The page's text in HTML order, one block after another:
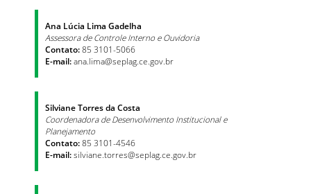
Ana Lúcia Lima Gadelha
Assessora de Controle Interno e Ouvidoria
Contato:85 3101-5066
E-mail:ana.lima@seplag.ce.gov.br
Silviane Torres da Costa
Coordenadora de Desenvolvimento Institucional e
Planejamento
Contato:85 3101-4546
E-mail:silviane.torres@seplag.ce.gov.br